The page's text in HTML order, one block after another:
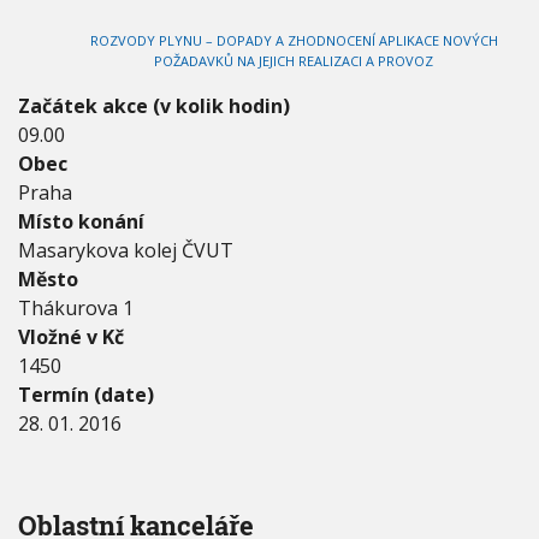
-
2
8
.
0
1
.
2
0
1
6
ROZVODY PLYNU – DOPADY A ZHODNOCENÍ APLIKACE NOVÝCH
POŽADAVKŮ NA JEJICH REALIZACI A PROVOZ
Začátek akce (v kolik hodin)
09.00
Obec
Praha
Místo konání
Masarykova kolej ČVUT
Město
Thákurova 1
Vložné v Kč
1450
Termín (date)
28. 01. 2016
Oblastní kanceláře